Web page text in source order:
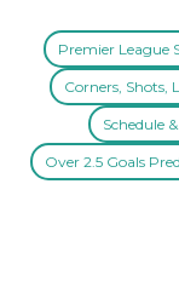
Premier League
Corners, Shots,
Schedule
Over 2.5 Goals